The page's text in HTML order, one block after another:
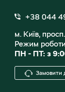
+38 044
м. Київ,
Режим
ПН - ПТ: з
Замовити